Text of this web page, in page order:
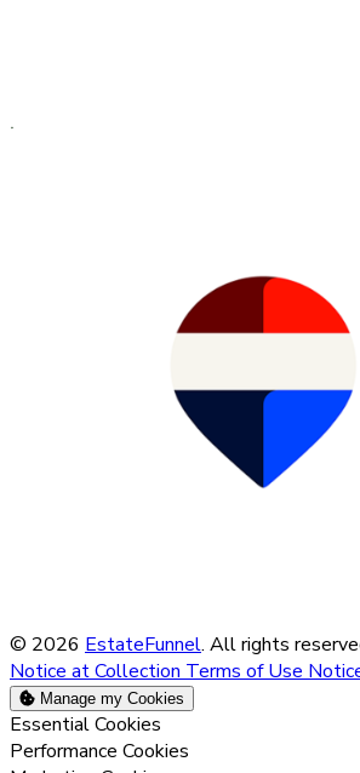
© 2026 EstateFunnel. All rights
Notice at Collection Terms of Use
Manage my Cookies
Enable
Essential Cookies
Enable
Performance Cookies